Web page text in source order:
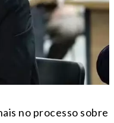
no processo sobre